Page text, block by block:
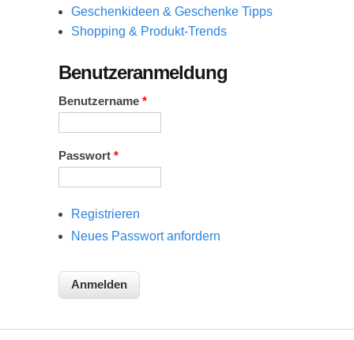
Geschenkideen & Geschenke Tipps
Shopping & Produkt-Trends
Benutzeranmeldung
Benutzername *
Passwort *
Registrieren
Neues Passwort anfordern